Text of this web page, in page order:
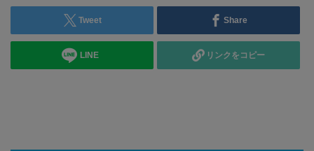
Tweet Share
LINE リンクをコピー